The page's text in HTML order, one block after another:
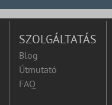
SZOLGÁLTATÁS
Blog
Útmutató
FAQ